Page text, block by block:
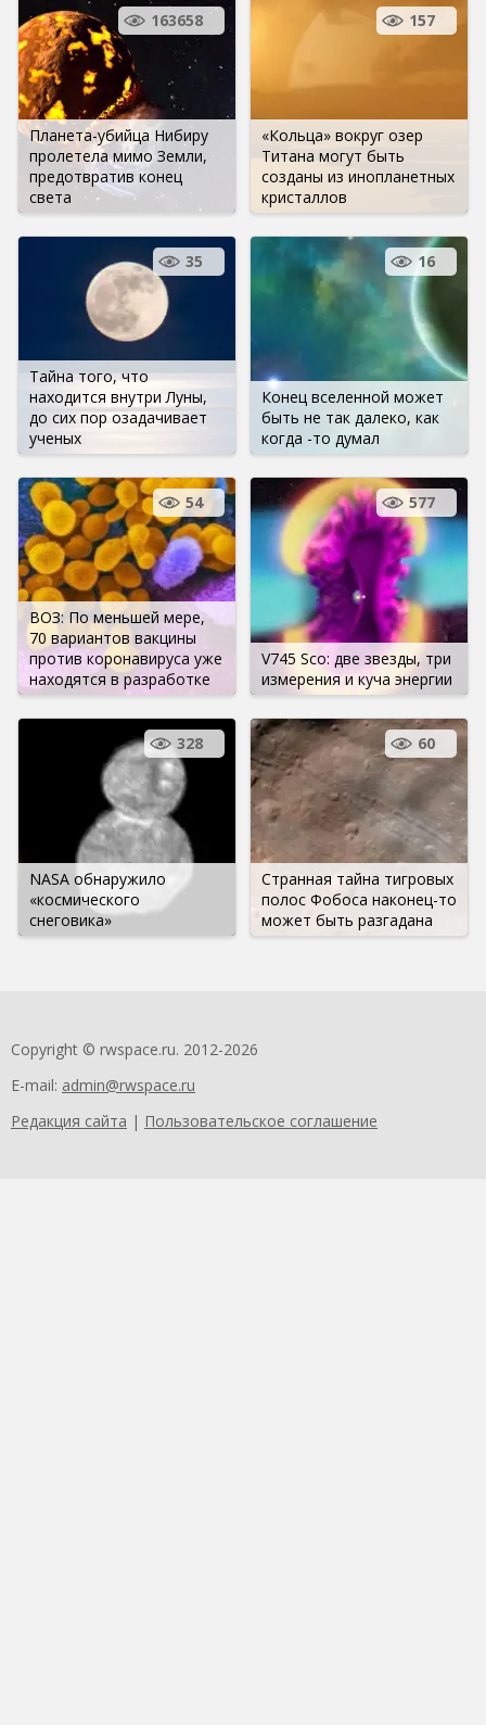
Планета-убийца Нибиру
пролетела мимо Земли,
предотвратив конец
света
163658
«Кольца» вокруг озер
Титана могут быть
созданы из инопланетных
кристаллов
157
Тайна того, что
находится внутри Луны,
до сих пор озадачивает
ученых
35
Конец вселенной может
быть не так далеко, как
когда -то думал
16
ВОЗ: По меньшей мере,
70 вариантов вакцины
против коронавируса уже
находятся в разработке
54
V745 Sco: две звезды, три
измерения и куча энергии
577
NASA обнаружило
«космического
снеговика»
328
Странная тайна тигровых
полос Фобоса наконец-то
может быть разгадана
60
Copyright © rwspace.ru. 2012-2026
E-mail: admin@rwspace.ru
Редакция сайта | Пользовательское соглашение